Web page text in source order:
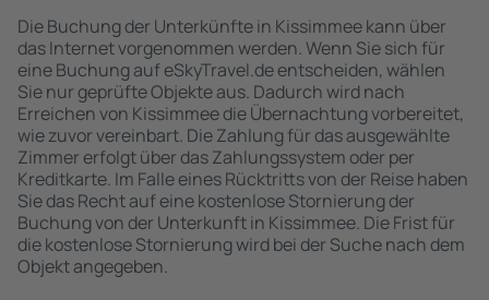
Die Buchung der Unterkünfte in Kissimmee kann über
das Internet vorgenommen werden. Wenn Sie sich für
eine Buchung auf eSkyTravel.de entscheiden, wählen
Sie nur geprüfte Objekte aus. Dadurch wird nach
Erreichen von Kissimmee die Übernachtung vorbereitet,
wie zuvor vereinbart. Die Zahlung für das ausgewählte
Zimmer erfolgt über das Zahlungssystem oder per
Kreditkarte. Im Falle eines Rücktritts von der Reise haben
Sie das Recht auf eine kostenlose Stornierung der
Buchung von der Unterkunft in Kissimmee. Die Frist für
die kostenlose Stornierung wird bei der Suche nach dem
Objekt angegeben.